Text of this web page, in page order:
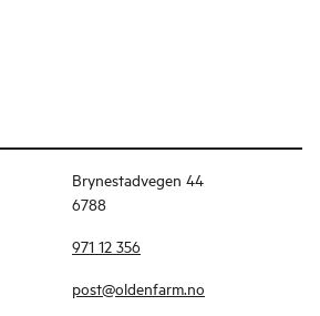
Brynestadvegen 44
6788
971 12 356
post@oldenfarm.no